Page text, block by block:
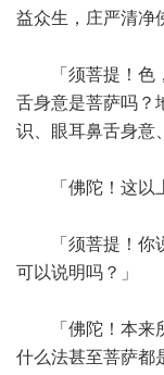
益众生，庄严清净
「须菩提！色，
舌身意是菩萨吗？
识、眼耳鼻舌身意
「佛陀！这以上
「须菩提！你说
可以说明吗？」
「佛陀！本来所
什么法甚至菩萨都